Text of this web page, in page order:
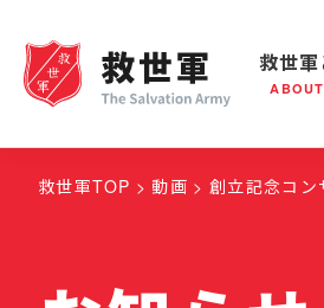
救世
救世軍とは 世界が抱え
救世軍TOP 動画 創立記念コ